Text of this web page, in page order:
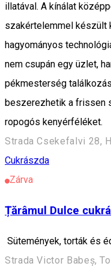
illatával. A kínálat
szakértelemmel készült
hagyományos
nem csupán egy üzlet,
pékmesterség
beszerezhetik a frissen
ropogós kenyérféléket.
Strada Csekefalvi 28,
Cukrászda
Zárva
Țărâmul Dulce
Sütemények, torták és
Strada Victor Babeș,